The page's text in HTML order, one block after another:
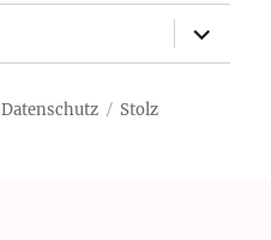
öffnen
Datenschutz
Stolz